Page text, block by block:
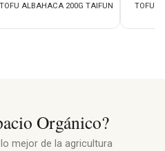
TOFU ALBAHACA 200G TAIFUN TOFU
Orgánico?
mejor de la agricultura